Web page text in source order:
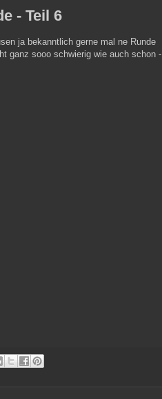
- Teil 6
ja bekanntlich gerne mal ne Runde
ganz sooo schwierig wie auch schon -